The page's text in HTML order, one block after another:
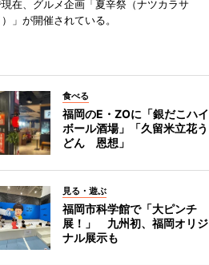
在、グルメ企画「夏辛祭（ナツカラサ
」が開催されている。
食べる
福岡のE・ZOに「銀だこハイ
ボール酒場」「久留米立花う
どん 恩想」
見る・遊ぶ
福岡市科学館で「大ピンチ
展！」 九州初、福岡オリジ
ナル展示も